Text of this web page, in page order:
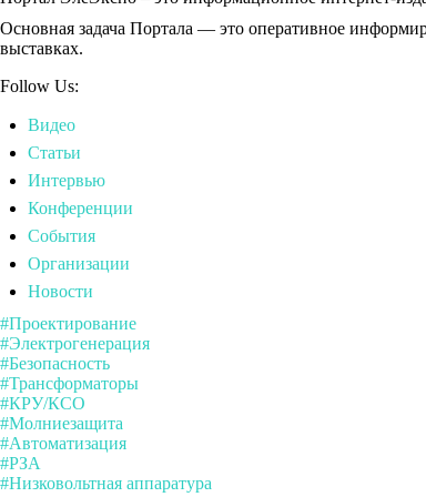
Основная задача Портала — это оперативное
выставках.
Follow Us:
Видео
Статьи
Интервью
Конференции
События
Организации
Новости
#Проектирование
#Электрогенерация
#Безопасность
#Трансформаторы
#КРУ/КСО
#Молниезащита
#Автоматизация
#РЗА
#Низковольтная аппаратура